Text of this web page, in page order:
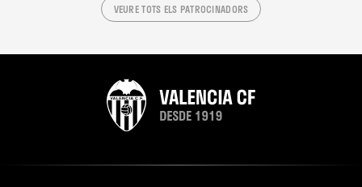
VEURE TOTS ELS PATROCINADORS